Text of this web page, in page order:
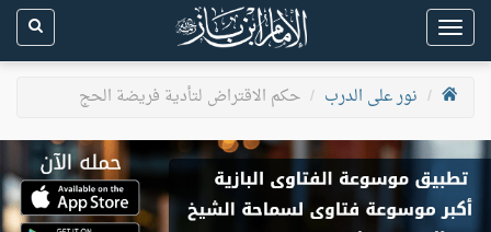
Toggle
navigation
نور على الدرب
حكم الاقتراض لتأدية فريضة الحج